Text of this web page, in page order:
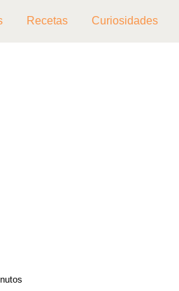
Recetas Curiosidades